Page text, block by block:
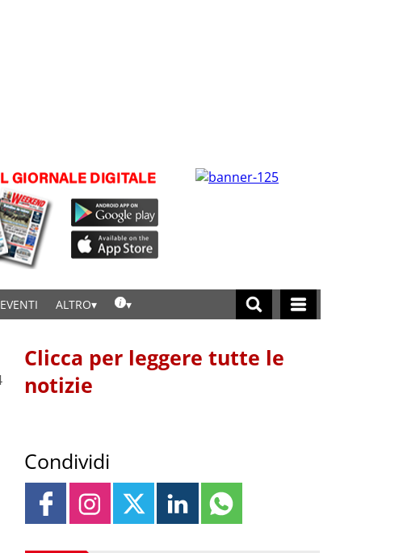
ALTRO
Clicca per leggere tutte le
notizie
Condividi